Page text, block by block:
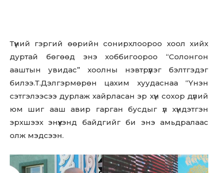
Түүний гэргий өөрийн сонирхлоороо хоол хийх
дуртай бөгөөд энэ хоббигоороо “Солонгон
ааштын увидас” хоолны нэвтрүүлэг бэлтгэдэг
билээ.Т.Дэлгэрмөрөн цахим хуудаснаа “Үнэн
сэтгэлээсээ дурлаж хайрласан эр хүн сохор дүлий
юм шиг ааш авир гарган бусдыг үл хүндэтгэн
эрхшээх энүүхэнд байдгийг би энэ амьдралаас
олж мэдсээн.